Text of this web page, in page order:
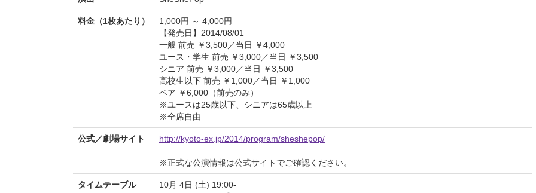
料金（1枚あたり）
1,000円 ～ 4,000円
【発売日】2014/08/01
一般 前売 ￥3,500／当日 ￥4,000
ユース・学生 前売 ￥3,000／当日 ￥3,500
シニア 前売 ￥3,000／当日 ￥3,500
高校生以下 前売 ￥1,000／当日 ￥1,000
ペア ￥6,000（前売のみ）
※ユースは25歳以下、シニアは65歳以上
※全席自由
公式／劇場サイト http://kyoto-ex.jp/2014/program/sheshepop/
※正式な公演情報は公式サイトでご確認ください。
タイムテーブル
10月 4日 (土) 19:00-